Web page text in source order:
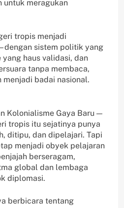
untuk meragukan
tropis menjadi
dengan sistem politik yang
haus validasi, dan
tanpa membaca,
badai nasional.
Kolonialisme Gaya Baru —
tropis itu sejatinya punya
ditipu, dan dipelajari. Tapi
menjadi obyek pelajaran
berseragam,
global dan lembaga
diplomasi.
berbicara tentang